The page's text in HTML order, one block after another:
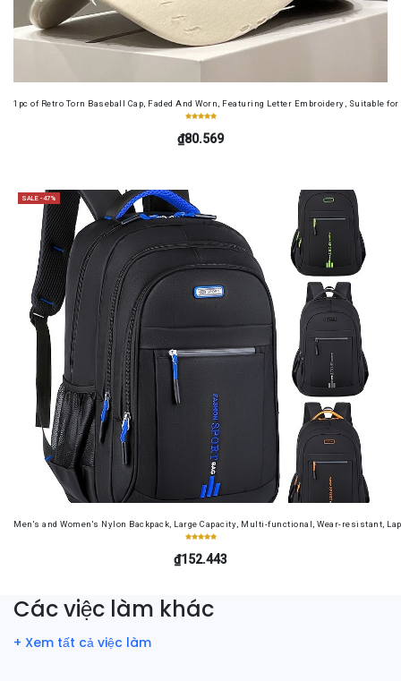
1pc of Retro Torn Baseball Cap, Faded And Worn, Featuring Letter Embroidery, Suitable
₫80.569
SALE -47%
Men's and Women's Nylon Backpack, Large Capacity, Multi-functional, Wear-resistant,
₫152.443
Các việc làm khác
+ Xem tất cả việc làm